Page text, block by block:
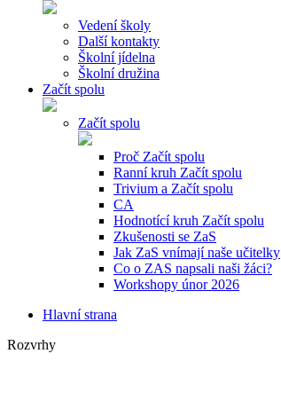
Vedení školy
Další kontakty
Školní jídelna
Školní družina
Začít spolu
Začít spolu
Proč Začít spolu
Ranní kruh Začít spolu
Trivium a Začít spolu
CA
Hodnotící kruh Začít spolu
Zkušenosti se ZaS
Jak ZaS vnímají naše učitelky
Co o ZAS napsali naši žáci?
Workshopy únor 2026
Hlavní strana
Rozvrhy